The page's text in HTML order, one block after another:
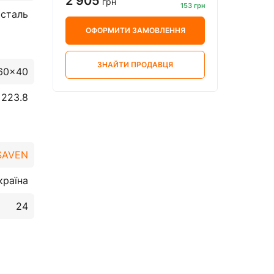
сталь
223.8
24
153 грн
ОФОРМИТИ ЗАМОВЛЕННЯ
ЗНАЙТИ ПРОДАВЦЯ